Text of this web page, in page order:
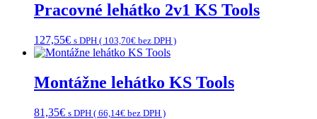
Pracovné lehátko 2v1 KS Tools
127,55€ s DPH ( 103,70€ bez DPH )
Montážne lehátko KS Tools
81,35€ s DPH ( 66,14€ bez DPH )